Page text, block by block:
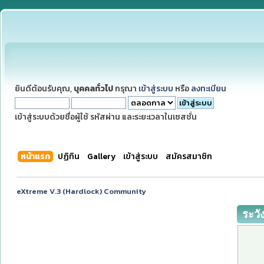
ยินดีต้อนรับคุณ, บุคคลทั่วไปกรุณา เข้าสู่ระบบ หรือ ลงทะเบียน
เข้าสู่ระบบด้วยชื่อผู้ใช้ รหัสผ่าน และระยะเวลาในเซสชั่น
หน้าแรก ปฏิทิน Gallery เข้าสู่ระบบ สมัครสมาชิก
eXtreme V.3 (Hardlock) Community
ระวั